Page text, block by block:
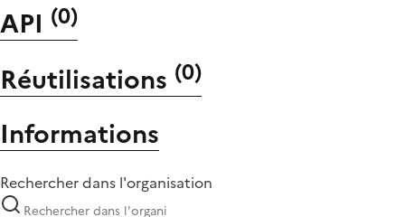
API (0)
Réutilisations (0)
Informations
Rechercher dans l'organisation